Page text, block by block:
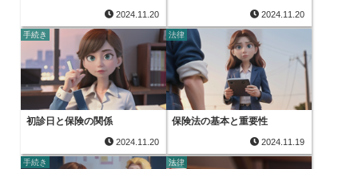
2024.11.20 2024.11.20
手続き
初診日と保険の関係
2024.11.20
法律
保険法の基本と重要性
2024.11.19
手続き 法律